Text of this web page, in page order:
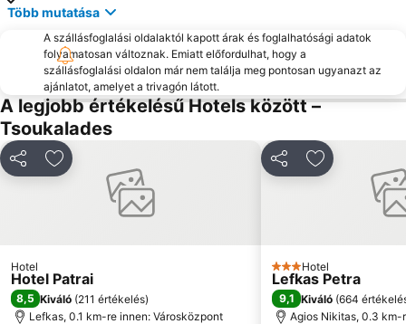
Több mutatása
A szállásfoglalási oldalaktól kapott árak és foglalhatósági adatok
folyamatosan változnak. Emiatt előfordulhat, hogy a
szállásfoglalási oldalon már nem találja meg pontosan ugyanazt az
ajánlatot, amelyet a trivagón látott.
A legjobb értékelésű Hotels között –
Tsoukalades
MegosztásHozzáadás a kedvencekhez
Hotel
Hotel Patrai
8,5 Kiváló (211 értékelés)
Lefkas, 0.1 km-re innen: Városközpont
MegosztásHozzáadás
3 Kategória
Hotel
Lefkas Petra
9,1 Kiváló (664
Agios Nikitas, 0.3 km-